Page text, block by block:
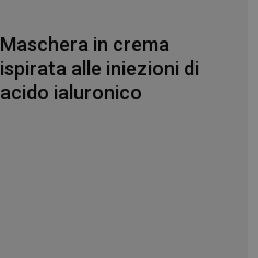
Maschera in crema
ispirata alle iniezioni di
acido ialuronico